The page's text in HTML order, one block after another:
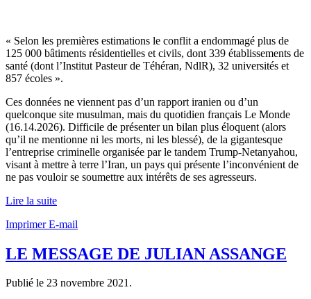
« Selon les premières estimations le conflit a endommagé plus de
125 000 bâtiments résidentielles et civils, dont 339 établissements de
santé (dont l’Institut Pasteur de Téhéran, NdlR), 32 universités et
857 écoles ».
Ces données ne viennent pas d’un rapport iranien ou d’un
quelconque site musulman, mais du quotidien français Le Monde
(16.14.2026). Difficile de présenter un bilan plus éloquent (alors
qu’il ne mentionne ni les morts, ni les blessé), de la gigantesque
l’entreprise criminelle organisée par le tandem Trump-Netanyahou,
visant à mettre à terre l’Iran, un pays qui présente l’inconvénient de
ne pas vouloir se soumettre aux intérêts de ses agresseurs.
Lire la suite
ImprimerE-mail
LE MESSAGE DE JULIAN ASSANGE
Publié le 23 novembre 2021.